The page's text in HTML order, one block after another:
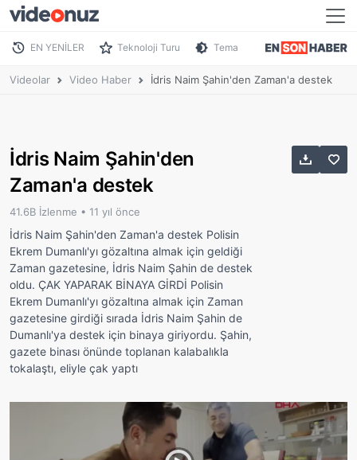
EN YENİLER Teknoloji Turu Tema
Videolar Video Haber İdris Naim Şahin'den Zaman'a destek
İdris Naim Şahin'den
Zaman'a destek
41.6B İzlenme • 11 yıl önce
İdris Naim Şahin'den Zaman'a destek Polisin
Ekrem Dumanlı'yı gözaltına almak için geldiği
Zaman gazetesine, İdris Naim Şahin de destek
oldu. ÇAK YAPARAK BİNAYA GİRDİ Polisin
Ekrem Dumanlı'yı gözaltına almak için Zaman
gazetesine girdiği sırada İdris Naim Şahin de
Dumanlı'ya destek için binaya giriyordu. Şahin,
gazete binası önünde toplanan kalabalıkla
tokalaştı, eliyle çak yaptı